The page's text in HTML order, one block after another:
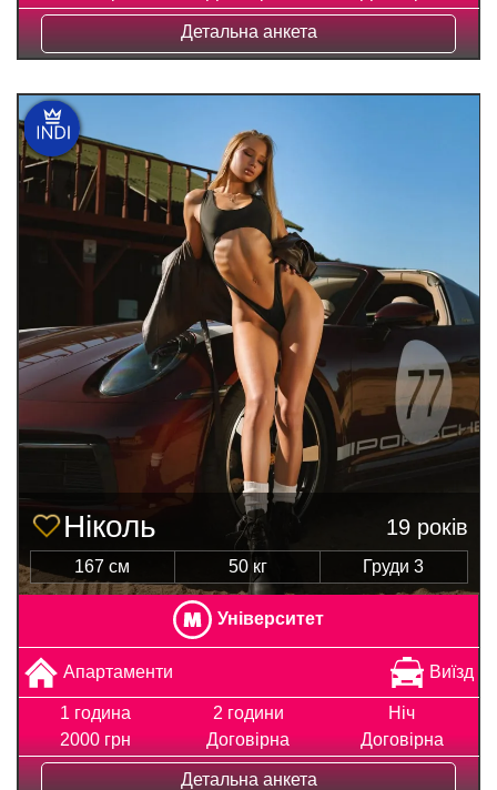
Детальна анкета
Ніколь 19 років
167 см 50 кг Груди 3
Університет
Апартаменти Виїзд
1 година
2000 грн
2 години
Договірна
Ніч
Договірна
Детальна анкета